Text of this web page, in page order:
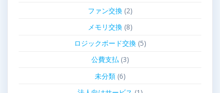
ファン交換(2)
メモリ交換(8)
ロジックボード交換(5)
公費支払(3)
未分類(6)